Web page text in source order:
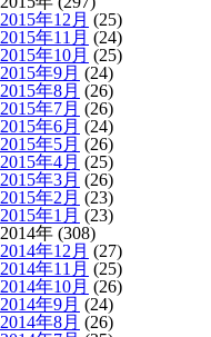
2015年12月 (25)
2015年11月 (24)
2015年10月 (25)
2015年9月 (24)
2015年8月 (26)
2015年7月 (26)
2015年6月 (24)
2015年5月 (26)
2015年4月 (25)
2015年3月 (26)
2015年2月 (23)
2015年1月 (23)
2014年 (308)
2014年12月 (27)
2014年11月 (25)
2014年10月 (26)
2014年9月 (24)
2014年8月 (26)